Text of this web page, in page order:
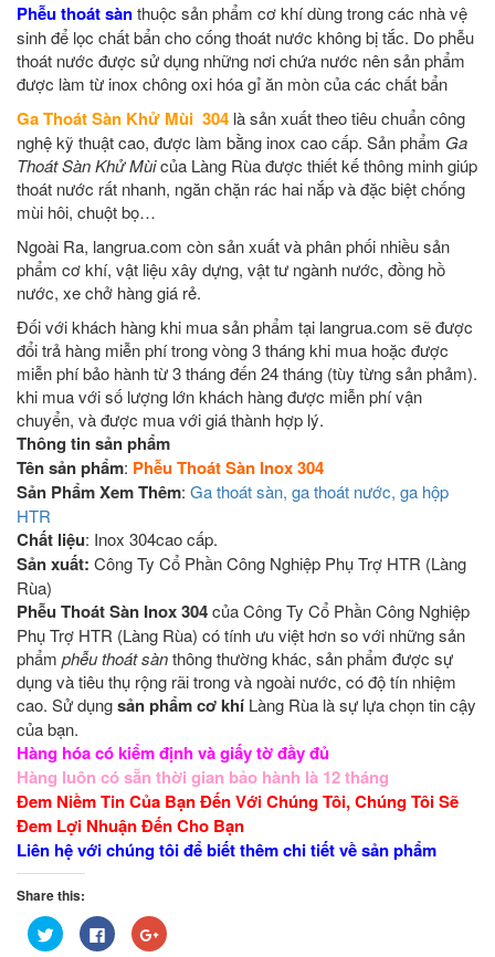
Phễu thoát sànthuộc sản phẩm cơ khí dùng trong các nhà vệ
sinh để lọc chất bẩn cho cống thoát nước không bị tắc. Do phễu
thoát nước được sử dụng những nơi chứa nước nên sản phẩm
được làm từ inox chông oxi hóa gỉ ăn mòn của các chất bẩn
Ga Thoát Sàn Khử Mùi 304 là sản xuất theo tiêu chuẩn công
nghệ kỹ thuật cao, được làm bằng inox cao cấp. Sản phẩm Ga
Thoát Sàn Khử Mùicủa Làng Rùa được thiết kế thông minh giúp
thoát nước rất nhanh, ngăn chặn rác hai nắp và đặc biệt chống
mùi hôi, chuột bọ…
Ngoài Ra, langrua.com còn sản xuất và phân phối nhiều sản
phẩm cơ khí, vật liệu xây dựng, vật tư ngành nước, đồng hồ
nước, xe chở hàng giá rẻ.
Đối với khách hàng khi mua sản phẩm tại langrua.com sẽ được
đổi trả hàng miễn phí trong vòng 3 tháng khi mua hoặc được
miễn phí bảo hành từ 3 tháng đến 24 tháng (tùy từng sản phảm).
khi mua với số lượng lớn khách hàng được miễn phí vận
chuyển, và được mua với giá thành hợp lý.
Thông tin sản phẩm
Tên sản phẩm: Phễu Thoát Sàn Inox 304
Sản Phẩm Xem Thêm: Ga thoát sàn, ga thoát nước, ga hộp
HTR
Chất liệu: Inox 304cao cấp.
Sản xuất: Công Ty Cổ Phần Công Nghiệp Phụ Trợ HTR (Làng
Rùa)
Phễu Thoát Sàn Inox 304của Công Ty Cổ Phần Công Nghiệp
Phụ Trợ HTR (Làng Rùa) có tính ưu việt hơn so với những sản
phẩm phễu thoát sànthông thường khác, sản phẩm được sự
dụng và tiêu thụ rộng rãi trong và ngoài nước, có độ tín nhiệm
cao. Sử dụngsản phẩm cơ khí Làng Rùa là sự lựa chọn tin cậy
của bạn.
Hàng hóa có kiểm định và giấy tờ đầy đủ
Hàng luôn có sẵn thời gian bảo hành là 12 tháng
Đem Niềm Tin Của Bạn Đến Với Chúng Tôi, Chúng Tôi Sẽ
Đem Lợi Nhuận Đến Cho Bạn
Liên hệ với chúng tôi để biết thêm chi tiết về sản phẩm
Share this:
Bấm
để
Nhấn
vào
Bấm
để